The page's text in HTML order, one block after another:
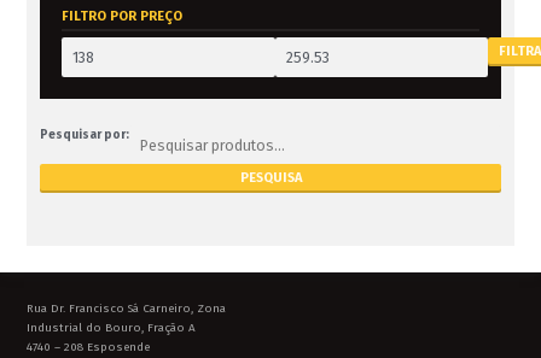
FILTRO POR PREÇO
Pesquisar por:
Rua Dr. Francisco Sá Carneiro, Zona
Industrial do Bouro, Fração A
4740 – 208 Esposende